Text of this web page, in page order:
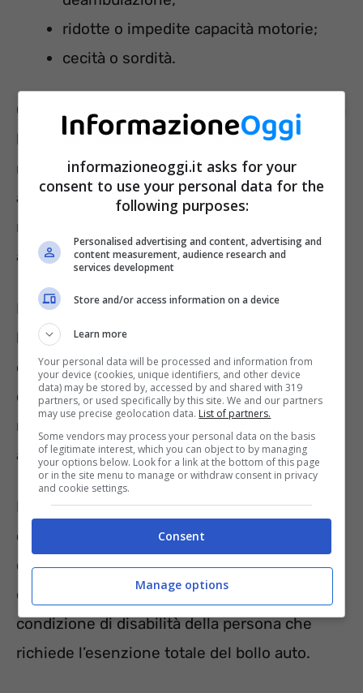
ridotte o impedite capacità motorie;
cecità o sordità.
Quindi, se il titolare di legge 104 non presenta
limitazioni nella deambulazione oppure non
risulta titolare di indennità di
accompagnamento per disabilità psichica o
mentale, la domanda di esenzione del bollo
auto sarà respinta.
Infatti, per ottenere l’esenzione non solo
bisogna appartenere a una determinata
categoria di disabilità, nello specifico a quella
citata nell’articolo 3, comma 1 della legge 104,
ma bisogna anche presentare e possedere
alcuni documenti indispensabili.
Per prima cosa la disabilità deve essere
certificata come permanente e grave. Per
questo è importante il possesso di un
certificato di invalidità che certifichi la
condizione di disabilità della persona che
richiede l’esenzione totale del bollo auto.
informazioneoggi.it asks for your
consent to use your personal data for the
following purposes:
Personalised advertising and content, advertising and
content measurement, audience research and
services development
Store and/or access information on a device
Learn more
Your personal data will be processed and information from
your device (cookies, unique identifiers, and other device
data) may be stored by, accessed by and shared with 319
partners, or used specifically by this site. We and our partners
may use precise geolocation data. List of partners.
Some vendors may process your personal data on the basis
of legitimate interest, which you can object to by managing
your options below. Look for a link at the bottom of this page
or in the site menu to manage or withdraw consent in privacy
and cookie settings.
Consent
Manage options